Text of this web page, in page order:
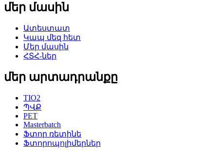
մեր մասին
Ատեստատ
Կապ մեզ հետ
Մեր մասին
ՀՏՀ-ներ
մեր արտադրանքը
TIO2
ՊՎՔ
PET
Masterbatch
Ֆտոր ռետինե
Ֆտորոպոլիմերներ